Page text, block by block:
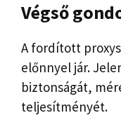
Végső
A fordított
előnnyel jár.
biztonságát,
teljesítményét.